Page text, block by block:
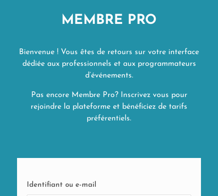
MEMBRE PRO
Bienvenue ! Vous êtes de retours sur votre interface
dédiée aux professionnels et aux programmateurs
d’événements.
Pas encore Membre Pro? Inscrivez vous pour
rejoindre la plateforme et bénéficiez de tarifs
préférentiels.
Identifiant ou e-mail